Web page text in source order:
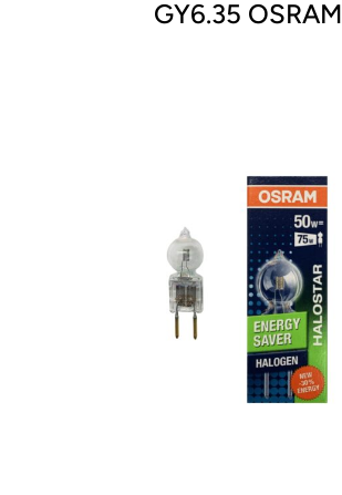
GY6.35 OSRAM